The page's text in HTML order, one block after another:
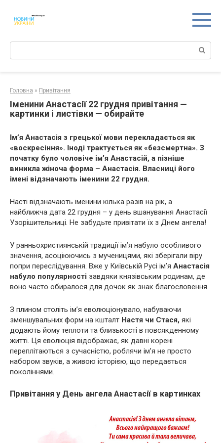
контенту
Поиск:
Головна » Привітання
Іменини Анастасії 22 грудня привітання —
картинки і листівки — обирайте
Ім’я Анастасія з грецької мови перекладається як
«воскресіння». Іноді трактується як «безсмертна». З
початку було чоловіче ім’я Анастасій, а пізніше
виникла жіноча форма – Анастасія. Власниці його
імені відзначають іменини 22 грудня.
Насті відзначають іменини кілька разів на рік, а
найближча дата 22 грудня – у день вшанування Анастасії
Узорішительниці. Не забудьте привітати їх з Днем ангела!
У ранньохристиянській традиції ім’я набуло особливого
значення, асоціюючись з мученицями, які зберігали віру
попри переслідування. Вже у Київській Русі ім’я Анастасія
набуло популярності завдяки князівським родинам, де
воно часто обиралося для дочок як знак благословення.
З плином століть ім’я еволюціонувало, набуваючи
зменшувальних форм на кшталт Настя чи Стася, які
додають йому теплоти та близькості в повсякденному
житті. Ця еволюція відображає, як давні корені
переплітаються з сучасністю, роблячи ім’я не просто
набором звуків, а живою історією, що передається
поколіннями.
Привітання у День ангела Анастасії в картинках